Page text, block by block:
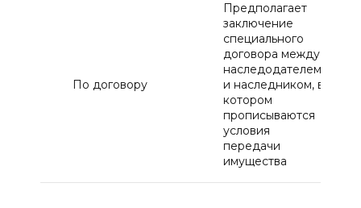
По договору
Предполагает
заключение
специального
договора между
наследодателем
и наследником, в
котором
прописываются
условия
передачи
имущества